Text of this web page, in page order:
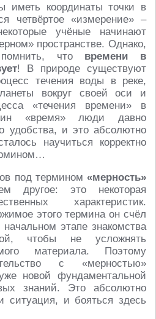
иметь координаты точки в
четвёртое «измерение» –
учёные начинают
пространстве. Однако,
что времени в
! В природе существуют
течения воды в реке,
вокруг своей оси и
«течения времени» в
«время» люди давно
удобства, и это абсолютно
научиться корректно
под термином «мерность»
другое: это некоторая
характеристик.
этого термина он счёл
этапе знакомства
чтобы не усложнять
материала. Поэтому
с «мерностью»
новой фундаментальной
знаний. Это абсолютно
ситуация, и бояться здесь